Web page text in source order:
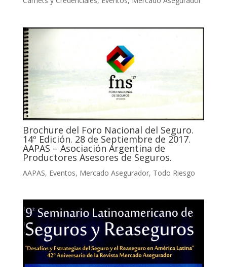
Brochure del Foro Nacional del Seguro.
14º Edición. 28 de Septiembre de 2017.
AAPAS – Asociación Argentina de
Productores Asesores de Seguros.
AAPAS, Eventos, Mercado Asegurador, Todo Riesgo